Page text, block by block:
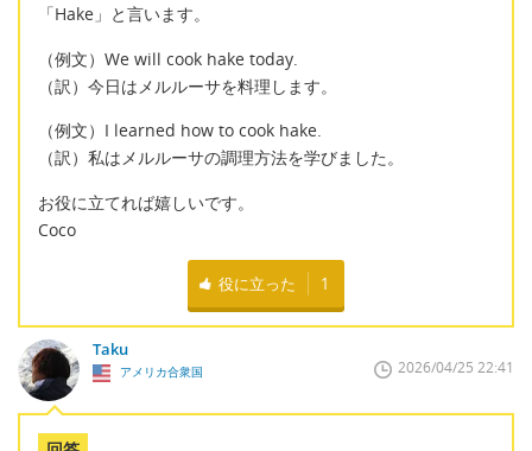
「Hake」と言います。
（例文）We will cook hake today.
（訳）今日はメルルーサを料理します。
（例文）I learned how to cook hake.
（訳）私はメルルーサの調理方法を学びました。
お役に立てれば嬉しいです。
Coco
役に立った 1
Taku
アメリカ合衆国 2026/04/25 22:41